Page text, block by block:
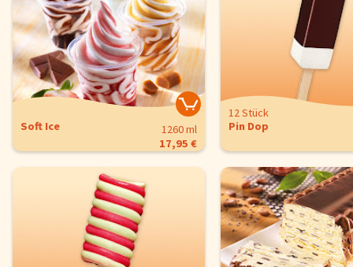
Soft Ice
1260 ml
17,95 €
12 Stück
Pin Dop